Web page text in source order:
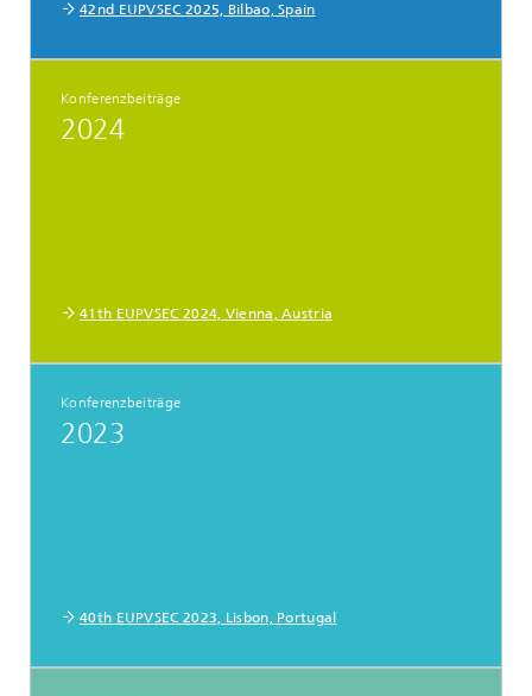
42nd EUPVSEC 2025, Bilbao, Spain
Konferenzbeiträge
2024
41th EUPVSEC 2024, Vienna, Austria
Konferenzbeiträge
2023
40th EUPVSEC 2023, Lisbon, Portugal